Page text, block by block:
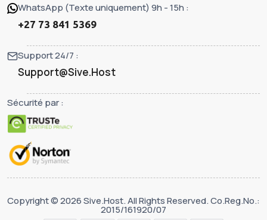
WhatsApp (Texte uniquement) 9h - 15h :
+27 73 841 5369
Support 24/7 :
Support@Sive.Host
Sécurité par :
Copyright © 2026 Sive.Host. All Rights Reserved. Co.Reg.No.:
2015/161920/07